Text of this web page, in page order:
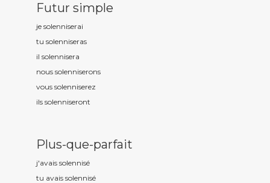
Futur simple
je solenniserai
tu solenniseras
il solennisera
nous solenniserons
vous solenniserez
ils solenniseront
Plus-que-parfait
j'avais solennisé
tu avais solennisé